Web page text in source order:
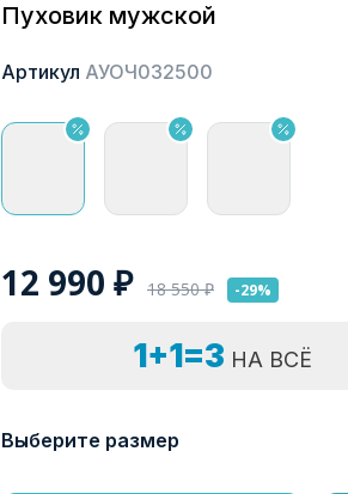
Пуховик мужской
Артикул АУОЧ032500
12 990 ₽ 18 550₽ -29%
1+1=3 НА ВСЁ
Выберите размер